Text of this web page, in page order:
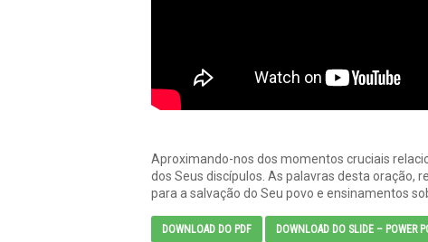
Aproximando-nos dos momentos cruciais
dos Seus discípulos. As palavras desta oração,
para a salvação do Seu povo e ensinamentos
DOWNLOAD DO PDF DOWNLOAD DO SLIDE – POWER